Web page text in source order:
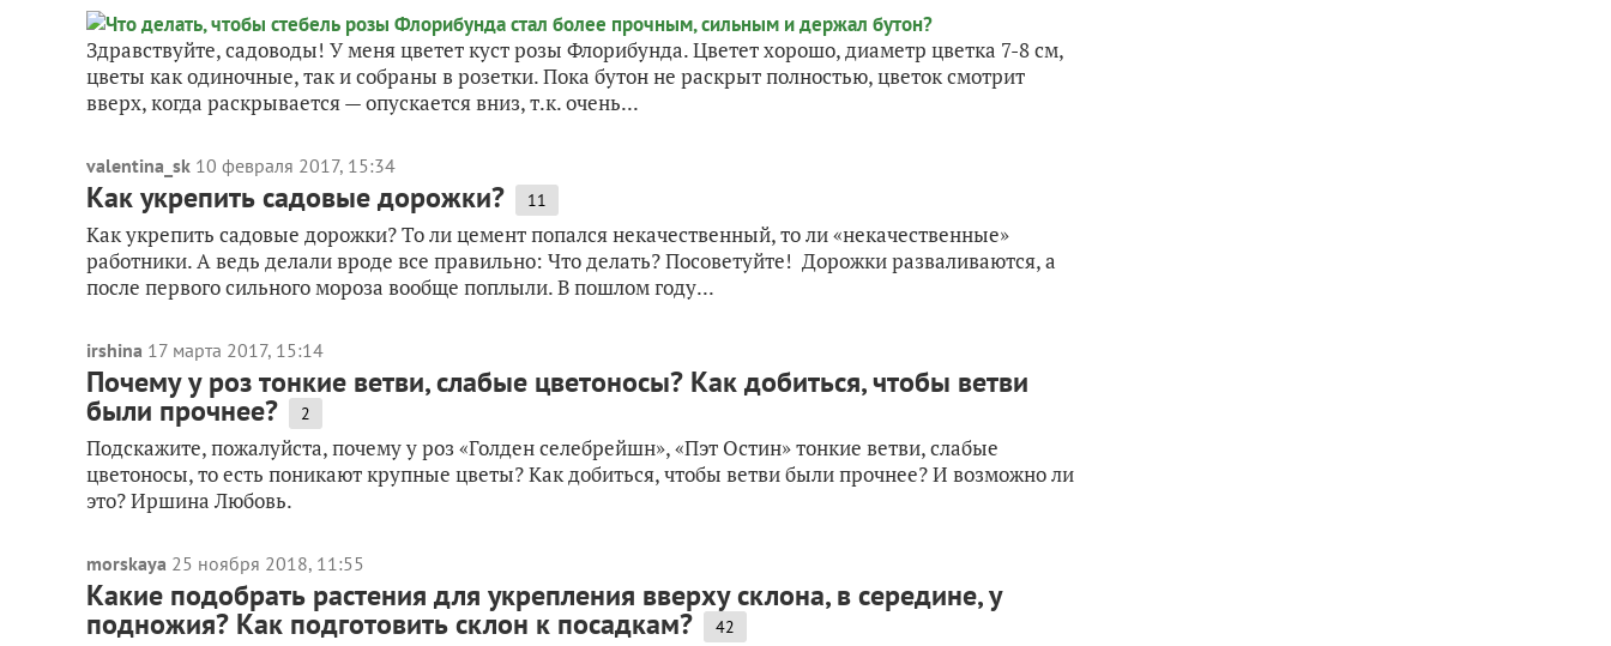
Здравствуйте, садоводы! У меня цветет куст розы Флорибунда. Цветет хорошо, диаметр цветка 7-8 см,
цветы как одиночные, так и собраны в розетки. Пока бутон не раскрыт полностью, цветок смотрит
вверх, когда раскрывается — опускается вниз, т.к. очень...
valentina_sk 10 февраля 2017, 15:34
Как укрепить садовые дорожки? 11
Как укрепить садовые дорожки? То ли цемент попался некачественный, то ли «некачественные»
работники. А ведь делали вроде все правильно: Что делать? Посоветуйте! Дорожки разваливаются, а
после первого сильного мороза вообще поплыли. В пошлом году...
irshina 17 марта 2017, 15:14
Почему у роз тонкие ветви, слабые цветоносы? Как добиться, чтобы ветви
были прочнее? 2
Подскажите, пожалуйста, почему у роз «Голден селебрейшн», «Пэт Остин» тонкие ветви, слабые
цветоносы, то есть поникают крупные цветы? Как добиться, чтобы ветви были прочнее? И возможно ли
это? Иршина Любовь.
morskaya 25 ноября 2018, 11:55
Какие подобрать растения для укрепления вверху склона, в середине, у
подножия? Как подготовить склон к посадкам? 42